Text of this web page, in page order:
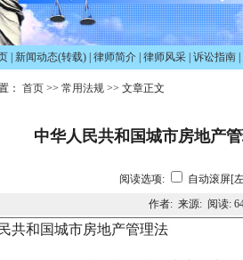
新闻动态(转载) 律师简介 律师风采 诉讼指南
： 首页 >> 常用法规 >> 文章正文
中华人民共和国城市房地产
阅读选项:
自动滚屏[
作者: 来源: 阅读:
共和国城市房地产管理法